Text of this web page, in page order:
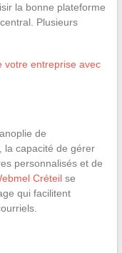
la bonne plateforme
Plusieurs
votre entreprise avec
de
la capacité de gérer
personnalisés et de
Créteilse
qui facilitent